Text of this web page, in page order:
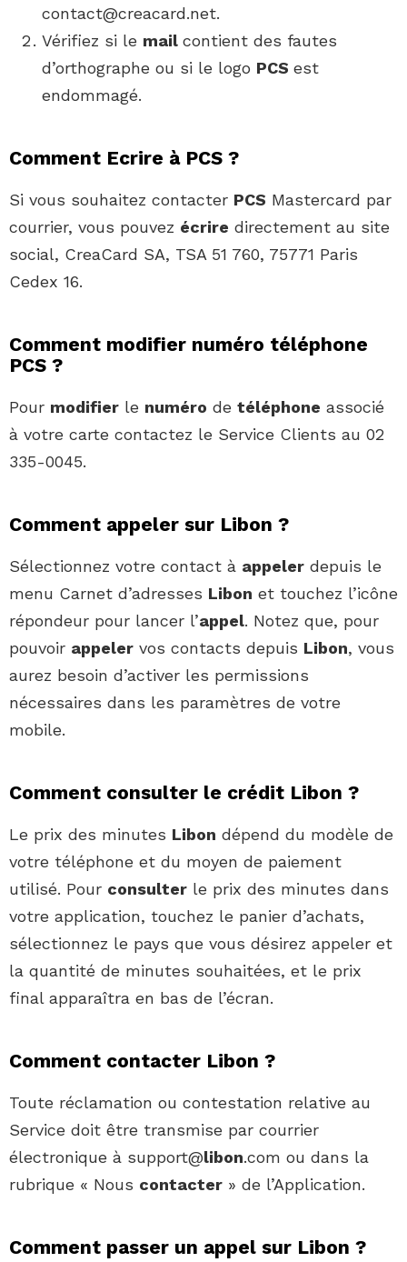
contact@creacard.net.
Vérifiez si le mail contient des fautes
d’orthographe ou si le logo PCS est
endommagé.
Comment Ecrire à PCS ?
Si vous souhaitez contacter PCS Mastercard par
courrier, vous pouvez écrire directement au site
social, CreaCard SA, TSA 51 760, 75771 Paris
Cedex 16.
Comment modifier numéro téléphone
PCS ?
Pour modifier le numéro de téléphone associé
à votre carte contactez le Service Clients au 02
335-0045.
Comment appeler sur Libon ?
Sélectionnez votre contact à appeler depuis le
menu Carnet d’adresses Libon et touchez l’icône
répondeur pour lancer l’appel. Notez que, pour
pouvoir appeler vos contacts depuis Libon, vous
aurez besoin d’activer les permissions
nécessaires dans les paramètres de votre
mobile.
Comment consulter le crédit Libon ?
Le prix des minutes Libon dépend du modèle de
votre téléphone et du moyen de paiement
utilisé. Pour consulter le prix des minutes dans
votre application, touchez le panier d’achats,
sélectionnez le pays que vous désirez appeler et
la quantité de minutes souhaitées, et le prix
final apparaîtra en bas de l’écran.
Comment contacter Libon ?
Toute réclamation ou contestation relative au
Service doit être transmise par courrier
électronique à support@libon.com ou dans la
rubrique « Nous contacter » de l’Application.
Comment passer un appel sur Libon ?